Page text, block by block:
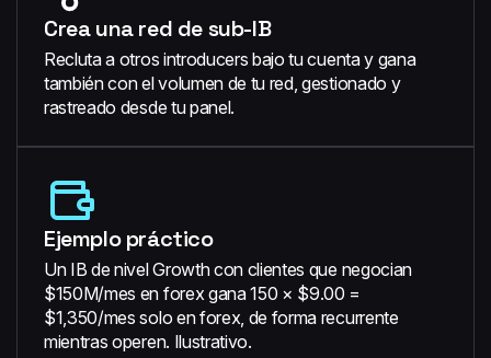
Crea una red de sub-IB
Recluta a otros introducers bajo tu cuenta y gana
también con el volumen de tu red, gestionado y
rastreado desde tu panel.
Ejemplo práctico
Un IB de nivel Growth con clientes que negocian
$150M/mes en forex gana 150 × $9.00 =
$1,350/mes solo en forex, de forma recurrente
mientras operen. Ilustrativo.